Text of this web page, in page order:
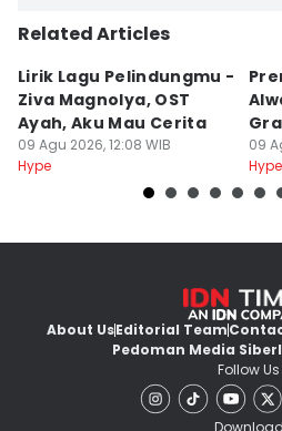
Related Articles
Lirik Lagu Pelindungmu -
Ziva Magnolya, OST
Ayah, Aku Mau Cerita
09 Agu 2026, 12:08 WIB
Hype
09
Hype
About UsEditorial Team
Pedoman Media Siber
Follow Us
Download